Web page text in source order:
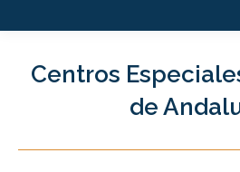
Centros
de